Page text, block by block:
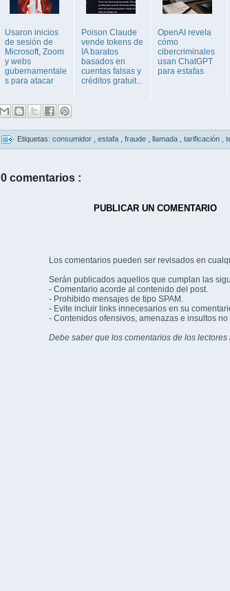
Usaron inicios
de sesión de
Microsoft, Zoom
y webs
gubernamentale
s para atacar
Poison Claude
vende tokens de
IA baratos
basados en
cuentas falsas y
créditos gratuit...
OpenAI revela
cómo
cibercriminales
usan ChatGPT
para estafas
Etiquetas: consumidor estafa fraude llamada tarificación
0 comentarios :
PUBLICAR UN COMENTARIO
Los comentarios pueden ser revisados en
Serán publicados aquellos que cumplan las
- Comentario acorde al contenido del post.
- Prohibido mensajes de tipo SPAM.
- Evite incluir links innecesarios en su
- Contenidos ofensivos, amenazas e insultos
Debe saber que los comentarios de los